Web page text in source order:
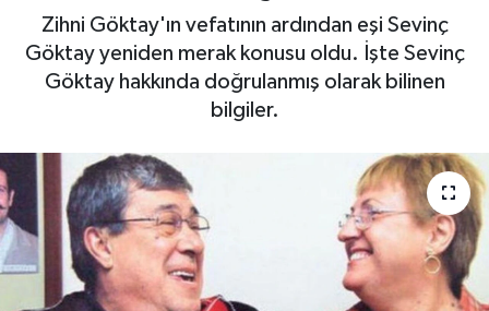
Zihni Göktay'ın vefatının ardından eşi Sevinç
Göktay yeniden merak konusu oldu. İşte Sevinç
Göktay hakkında doğrulanmış olarak bilinen
bilgiler.
Haberde İnsan
Kültür Sanat
Magazin
Manşet Altı
Manşetler